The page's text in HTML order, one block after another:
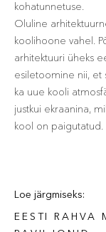
kohatunnetuse.
Oluline
koolihoone vahel.
arhitektuuri üheks
esiletoomine nii, et
ka uue kooli
justkui ekraanina,
kool on paigutatud.
Loe järgmiseks:
EESTI RAHVA